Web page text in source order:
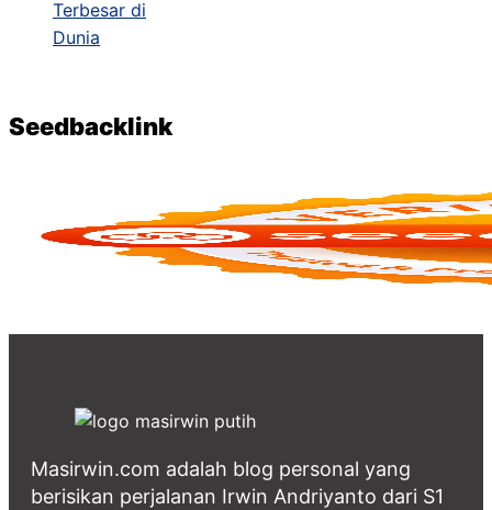
Seedbacklink
Masirwin.com adalah blog personal yang
berisikan perjalanan Irwin Andriyanto dari S1